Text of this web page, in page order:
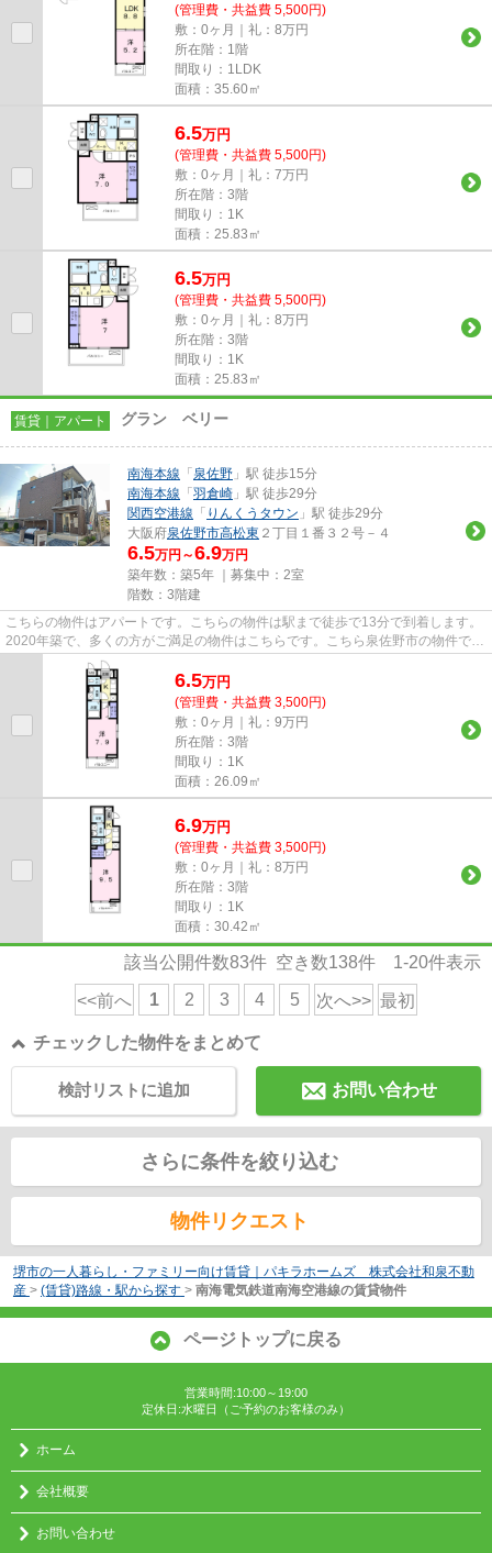
(管理費・共益費 5,500円)
敷：0ヶ月｜礼：8万円
所在階：1階
間取り：1LDK
面積：35.60㎡
6.5万円
(管理費・共益費 5,500円)
敷：0ヶ月｜礼：7万円
所在階：3階
間取り：1K
面積：25.83㎡
6.5万円
(管理費・共益費 5,500円)
敷：0ヶ月｜礼：8万円
所在階：3階
間取り：1K
面積：25.83㎡
賃貸｜アパート グラン ベリー
南海本線 「 泉佐野 」駅 徒歩15分
南海本線 「 羽倉崎 」駅 徒歩29分
関西空港線 「 りんくうタウン 」駅 徒歩29分
大阪府泉佐野市高松東 ２丁目１番３２号－４
6.5万円～6.9万円
築年数：築5年 ｜募集中： 2室
階数：3階建
こちらの物件はアパートです。こちらの物件は駅まで徒歩で13分で到着します。
2020年築で、多くの方がご満足の物件はこちらです。こちら泉佐野市の物件で気
になるものが見つかれば、当...
6.5万円
(管理費・共益費 3,500円)
敷：0ヶ月｜礼：9万円
所在階：3階
間取り：1K
面積：26.09㎡
6.9万円
(管理費・共益費 3,500円)
敷：0ヶ月｜礼：8万円
所在階：3階
間取り：1K
面積：30.42㎡
該当公開件数83件 空き数138件 1-20件表示
<<前へ 1 2 3 4 5 次へ>> 最初
チェックした物件をまとめて
お問い合わせ
検討リストに追加
さらに条件を絞り込む
物件リクエスト
堺市の一人暮らし・ファミリー向け賃貸｜パキラホームズ 株式会社和泉不動
産 > (賃貸)路線・駅から探す > 南海電気鉄道南海空港線の賃貸物件
ページトップに戻る
営業時間:10:00～19:00
定休日:水曜日（ご予約のお客様のみ）
ホーム
会社概要
お問い合わせ